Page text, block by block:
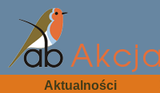
Aktualności